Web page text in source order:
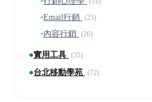
▪Email行銷 (25)
▪內容行銷 (26)
●實用工具 (35)
●台北移動學苑 (72)